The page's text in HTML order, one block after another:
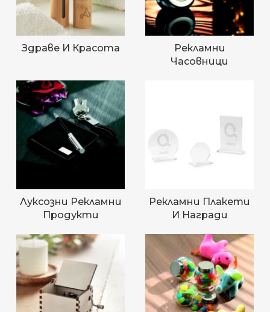
Здраве И Красота
Рекламни
Часовници
Луксозни Рекламни
Продукти
Рекламни Плакети
И Награди